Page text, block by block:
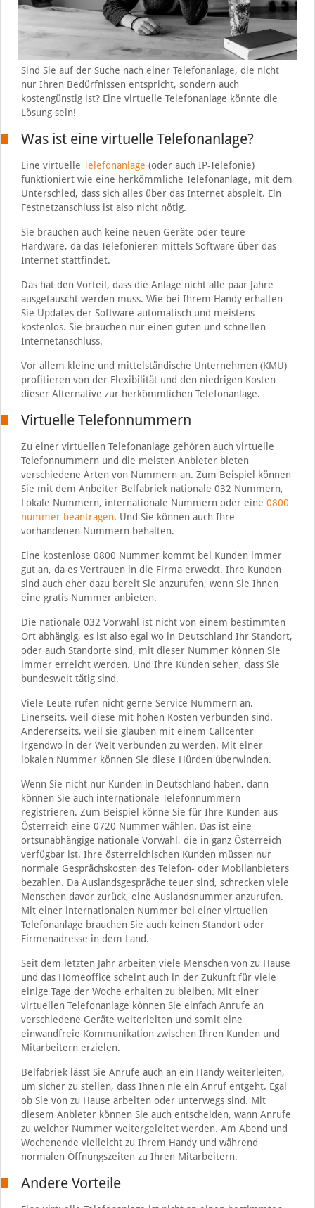
Sind Sie auf der Suche nach einer Telefonanlage, die nicht
nur Ihren Bedürfnissen entspricht, sondern auch
kostengünstig ist? Eine virtuelle Telefonanlage könnte die
Lösung sein!
Was ist eine virtuelle Telefonanlage?
Eine virtuelle Telefonanlage (oder auch IP-Telefonie)
funktioniert wie eine herkömmliche Telefonanlage, mit dem
Unterschied, dass sich alles über das Internet abspielt. Ein
Festnetzanschluss ist also nicht nötig.
Sie brauchen auch keine neuen Geräte oder teure
Hardware, da das Telefonieren mittels Software über das
Internet stattfindet.
Das hat den Vorteil, dass die Anlage nicht alle paar Jahre
ausgetauscht werden muss. Wie bei Ihrem Handy erhalten
Sie Updates der Software automatisch und meistens
kostenlos. Sie brauchen nur einen guten und schnellen
Internetanschluss.
Vor allem kleine und mittelständische Unternehmen (KMU)
profitieren von der Flexibilität und den niedrigen Kosten
dieser Alternative zur herkömmlichen Telefonanlage.
Virtuelle Telefonnummern
Zu einer virtuellen Telefonanlage gehören auch virtuelle
Telefonnummern und die meisten Anbieter bieten
verschiedene Arten von Nummern an. Zum Beispiel können
Sie mit dem Anbeiter Belfabriek nationale 032 Nummern,
Lokale Nummern, internationale Nummern oder eine 0800
nummer beantragen. Und Sie können auch Ihre
vorhandenen Nummern behalten.
Eine kostenlose 0800 Nummer kommt bei Kunden immer
gut an, da es Vertrauen in die Firma erweckt. Ihre Kunden
sind auch eher dazu bereit Sie anzurufen, wenn Sie Ihnen
eine gratis Nummer anbieten.
Die nationale 032 Vorwahl ist nicht von einem bestimmten
Ort abhängig, es ist also egal wo in Deutschland Ihr Standort,
oder auch Standorte sind, mit dieser Nummer können Sie
immer erreicht werden. Und Ihre Kunden sehen, dass Sie
bundesweit tätig sind.
Viele Leute rufen nicht gerne Service Nummern an.
Einerseits, weil diese mit hohen Kosten verbunden sind.
Andererseits, weil sie glauben mit einem Callcenter
irgendwo in der Welt verbunden zu werden. Mit einer
lokalen Nummer können Sie diese Hürden überwinden.
Wenn Sie nicht nur Kunden in Deutschland haben, dann
können Sie auch internationale Telefonnummern
registrieren. Zum Beispiel könne Sie für Ihre Kunden aus
Österreich eine 0720 Nummer wählen. Das ist eine
ortsunabhängige nationale Vorwahl, die in ganz Österreich
verfügbar ist. Ihre österreichischen Kunden müssen nur
normale Gesprächskosten des Telefon- oder Mobilanbieters
bezahlen. Da Auslandsgespräche teuer sind, schrecken viele
Menschen davor zurück, eine Auslandsnummer anzurufen.
Mit einer internationalen Nummer bei einer virtuellen
Telefonanlage brauchen Sie auch keinen Standort oder
Firmenadresse in dem Land.
Seit dem letzten Jahr arbeiten viele Menschen von zu Hause
und das Homeoffice scheint auch in der Zukunft für viele
einige Tage der Woche erhalten zu bleiben. Mit einer
virtuellen Telefonanlage können Sie einfach Anrufe an
verschiedene Geräte weiterleiten und somit eine
einwandfreie Kommunikation zwischen Ihren Kunden und
Mitarbeitern erzielen.
Belfabriek lässt Sie Anrufe auch an ein Handy weiterleiten,
um sicher zu stellen, dass Ihnen nie ein Anruf entgeht. Egal
ob Sie von zu Hause arbeiten oder unterwegs sind. Mit
diesem Anbieter können Sie auch entscheiden, wann Anrufe
zu welcher Nummer weitergeleitet werden. Am Abend und
Wochenende vielleicht zu Ihrem Handy und während
normalen Öffnungszeiten zu Ihren Mitarbeitern.
Andere Vorteile